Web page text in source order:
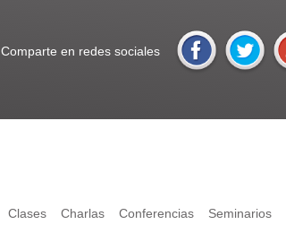
Comparte en redes sociales
Clases Charlas Conferencias Seminarios